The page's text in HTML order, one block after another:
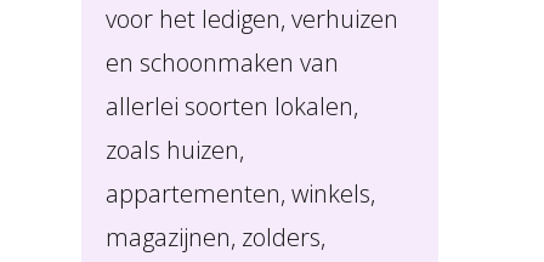
voor het ledigen, verhuizen
en schoonmaken van
allerlei soorten lokalen,
zoals huizen,
appartementen, winkels,
magazijnen, zolders,